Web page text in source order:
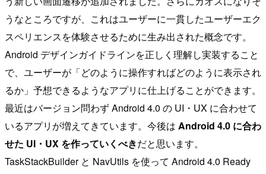
うなところですが、これはユーザーに一貫したユーザーエク
スペリエンスを体験させるために生み出された概念です。
Android デザインガイドラインを正しく理解し実装すること
で、ユーザーが「どのように操作すればどのように表示され
るか」予想できるようなアプリに仕上げることができます。
最近はバージョン問わず Android 4.0 の UI・UX に合わせて
いるアプリが増えてきています。今後は Android 4.0 に合わ
せた UI・UX を作っていくべきだと思います。
TaskStackBuilder と NavUtils を使って Android 4.0 Ready